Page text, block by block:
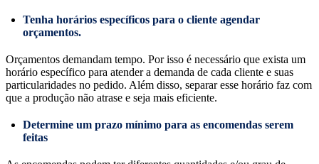
Tenha horários específicos para o cliente agendar
orçamentos.
Orçamentos demandam tempo. Por isso é necessário que exista um
horário específico para atender a demanda de cada cliente e suas
particularidades no pedido. Além disso, separar esse horário faz com
que a produção não atrase e seja mais eficiente.
Determine um prazo mínimo para as encomendas serem
feitas